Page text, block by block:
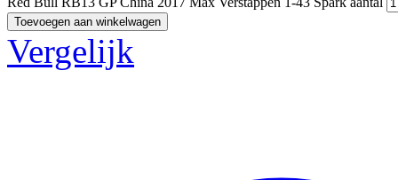
Toevoegen aan winkelwagen
Vergelijk